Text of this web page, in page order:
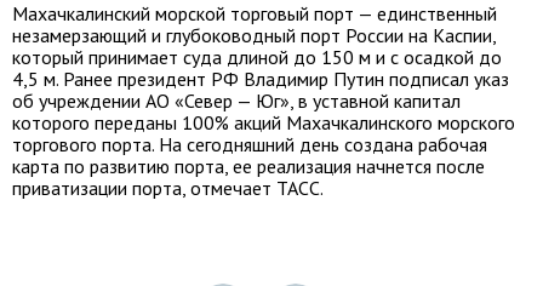
Махачкалинский морской торговый порт — единственный
незамерзающий и глубоководный порт России на Каспии,
который принимает суда длиной до 150 м и с осадкой до
4,5 м. Ранее президент РФ Владимир Путин подписал указ
об учреждении АО «Север — Юг», в уставной капитал
которого переданы 100% акций Махачкалинского морского
торгового порта. На сегодняшний день создана рабочая
карта по развитию порта, ее реализация начнется после
приватизации порта, отмечает ТАСС.